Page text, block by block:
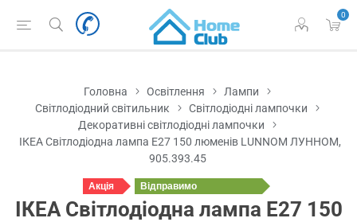
0
Головна Освітлення
Лампи
Світлодіодний світильник
Світлодіодні лампочки
Декоративні світлодіодні лампочки
ІКЕА Світлодіодна лампа E27 150 люменів LUNNOM ЛУННОМ,
905.393.45
Акція
Відправимо
завтра
ІКЕА Світлодіодна лампа E27 150